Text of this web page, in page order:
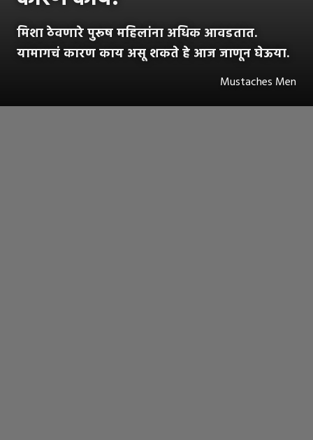
मिशा ठेवणारे पुरूष महिलांना अधिक आवडतात.
यामागचं कारण काय असू शकते हे आज जाणून घेऊया.
Mustaches Men